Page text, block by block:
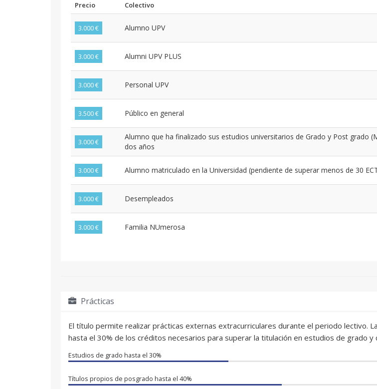
Precio Colectivo
3.000 € Alumno UPV
3.000 € Alumni UPV PLUS
3.000 € Personal UPV
3.500 € Público en general
3.000 €
Alumno que ha finalizado sus estudios universitarios de Grado y Post grado
dos años
3.000 € Alumno matriculado en la Universidad (pendiente de superar menos de 30
3.000 € Desempleados
3.000 € Familia NUmerosa
Prácticas
El título permite realizar prácticas externas extracurriculares durante el periodo lectivo.
hasta el 30% de los créditos necesarios para superar la titulación en estudios de grado
Estudios de grado hasta el 30%
Títulos propios de posgrado hasta el 40%